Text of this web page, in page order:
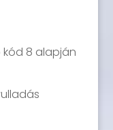
8 alapján